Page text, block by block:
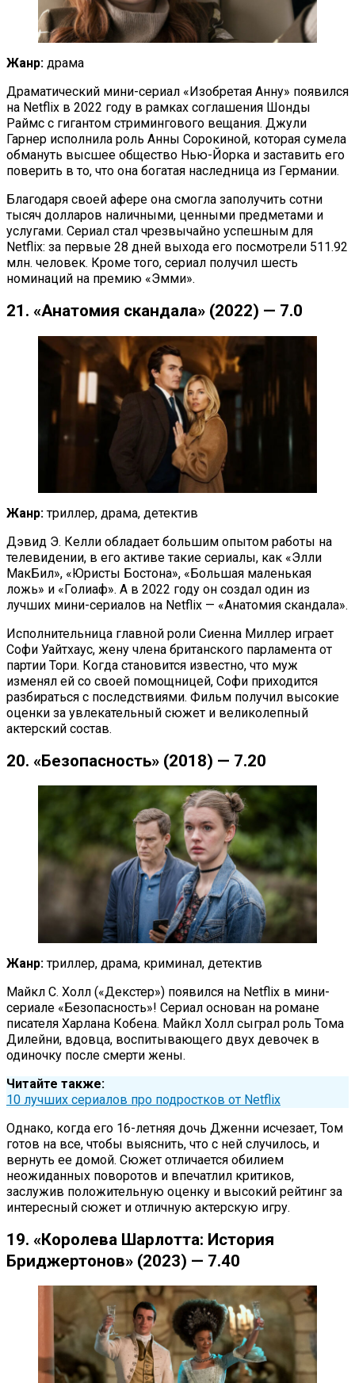
Жанр: драма
Драматический мини-сериал «Изобретая Анну» появился
на Netflix в 2022 году в рамках соглашения Шонды
Раймс с гигантом стримингового вещания. Джули
Гарнер исполнила роль Анны Сорокиной, которая сумела
обмануть высшее общество Нью-Йорка и заставить его
поверить в то, что она богатая наследница из Германии.
Благодаря своей афере она смогла заполучить сотни
тысяч долларов наличными, ценными предметами и
услугами. Сериал стал чрезвычайно успешным для
Netflix: за первые 28 дней выхода его посмотрели 511.92
млн. человек. Кроме того, сериал получил шесть
номинаций на премию «Эмми».
21. «Анатомия скандала» (2022) — 7.0
Жанр:триллер, драма, детектив
Дэвид Э. Келли обладает большим опытом работы на
телевидении, в его активе такие сериалы, как «Элли
МакБил», «Юристы Бостона», «Большая маленькая
ложь» и «Голиаф». А в 2022 году он создал один из
лучших мини-сериалов на Netflix — «Анатомия скандала».
Исполнительница главной роли Сиенна Миллер играет
Софи Уайтхаус, жену члена британского парламента от
партии Тори. Когда становится известно, что муж
изменял ей со своей помощницей, Софи приходится
разбираться с последствиями. Фильм получил высокие
оценки за увлекательный сюжет и великолепный
актерский состав.
20. «Безопасность» (2018) — 7.20
Жанр:триллер, драма, криминал, детектив
Майкл С. Холл («Декстер») появился на Netflix в мини-
сериале «Безопасность»! Сериал основан на романе
писателя Харлана Кобена. Майкл Холл сыграл роль Тома
Дилейни, вдовца, воспитывающего двух девочек в
одиночку после смерти жены.
Читайте также:
10 лучших сериалов про подростков от Netflix
Однако, когда его 16-летняя дочь Дженни исчезает, Том
готов на все, чтобы выяснить, что с ней случилось, и
вернуть ее домой. Сюжет отличается обилием
неожиданных поворотов и впечатлил критиков,
заслужив положительную оценку и высокий рейтинг за
интересный сюжет и отличную актерскую игру.
19. «Королева Шарлотта: История
Бриджертонов» (2023) — 7.40